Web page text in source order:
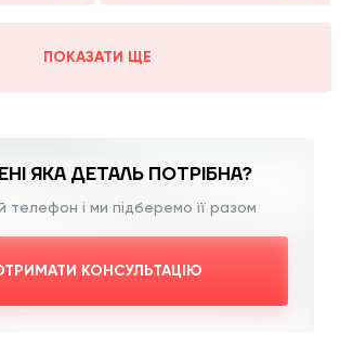
ПОКАЗАТИ ЩЕ
ЯКА ДЕТАЛЬ ПОТРІБНА?
телефон і ми підберемо її разом
КОНСУЛЬТАЦІЮ